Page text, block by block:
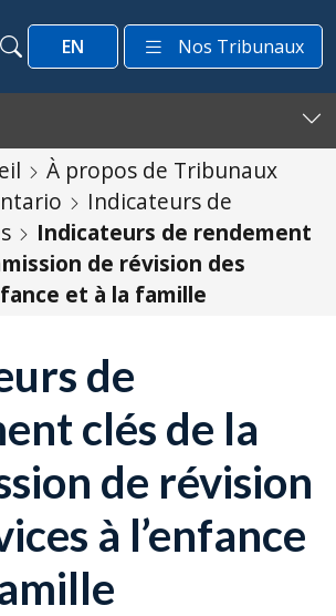
Recherche
Recherche
EN Nos Tribunaux
À propos de Tribunaux
Indicateurs de
Indicateurs de rendement
de révision des
et à la famille
de
clés de la
de révision
à l’enfance